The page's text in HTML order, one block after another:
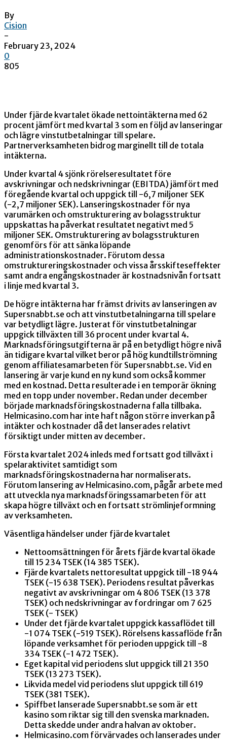
By
Cision
-
February 23, 2024
0
805
Under fjärde kvartalet ökade nettointäkterna med 62
procent jämfört med kvartal 3 som en följd av lanseringar
och lägre vinstutbetalningar till spelare.
Partnerverksamheten bidrog marginellt till de totala
intäkterna.
Under kvartal 4 sjönk rörelseresultatet före
avskrivningar och nedskrivningar (EBITDA) jämfört med
föregående kvartal och uppgick till -6,7 miljoner SEK
(-2,7 miljoner SEK). Lanseringskostnader för nya
varumärken och omstrukturering av bolagsstruktur
uppskattas ha påverkat resultatet negativt med 5
miljoner SEK. Omstrukturering av bolagsstrukturen
genomförs för att sänka löpande
administrationskostnader. Förutom dessa
omstruktureringskostnader och vissa årsskifteseffekter
samt andra engångskostnader är kostnadsnivån fortsatt
i linje med kvartal 3.
De högre intäkterna har främst drivits av lanseringen av
Supersnabbt.se och att vinstutbetalningarna till spelare
var betydligt lägre. Justerat för vinstutbetalningar
uppgick tillväxten till 36 procent under kvartal 4.
Marknadsföringsutgifterna är på en betydligt högre nivå
än tidigare kvartal vilket beror på hög kundtillströmning
genom affiliatesamarbeten för Supersnabbt.se. Vid en
lansering är varje kund en ny kund som också kommer
med en kostnad. Detta resulterade i en temporär ökning
med en topp under november. Redan under december
började marknadsföringskostnaderna falla tillbaka.
Helmicasino.com har inte haft någon större inverkan på
intäkter och kostnader då det lanserades relativt
försiktigt under mitten av december.
Första kvartalet 2024 inleds med fortsatt god tillväxt i
spelaraktivitet samtidigt som
marknadsföringskostnaderna har normaliserats.
Förutom lansering av Helmicasino.com, pågår arbete med
att utveckla nya marknadsföringssamarbeten för att
skapa högre tillväxt och en fortsatt strömlinjeformning
av verksamheten.
Väsentliga händelser under fjärde kvartalet
Nettoomsättningen för årets fjärde kvartal ökade
till 15 234 TSEK (14 385 TSEK).
Fjärde kvartalets nettoresultat uppgick till -18 944
TSEK (-15 638 TSEK). Periodens resultat påverkas
negativt av avskrivningar om 4 806 TSEK (13 378
TSEK) och nedskrivningar av fordringar om 7 625
TSEK (- TSEK)
Under det fjärde kvartalet uppgick kassaflödet till
-1 074 TSEK (-519 TSEK). Rörelsens kassaflöde från
löpande verksamhet för perioden uppgick till -8
334 TSEK (-1 472 TSEK).
Eget kapital vid periodens slut uppgick till 21 350
TSEK (13 273 TSEK).
Likvida medel vid periodens slut uppgick till 619
TSEK (381 TSEK).
Spiffbet lanserade Supersnabbt.se som är ett
kasino som riktar sig till den svenska marknaden.
Detta skedde under andra halvan av oktober.
Helmicasino.com förvärvades och lanserades under